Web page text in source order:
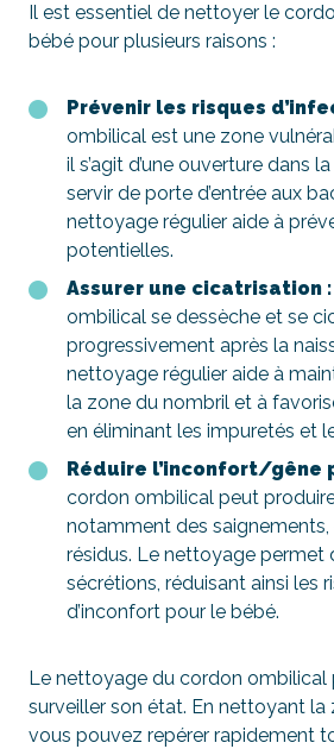
Il est essentiel de nettoyer le
bébé pour plusieurs raisons :
Prévenir les risques
ombilical est une zone
il s’agit d’une ouverture dans
servir de porte d’entrée aux
nettoyage régulier aide à
potentielles.
Assurer une cicatrisation :
ombilical se dessèche et se
progressivement après la
nettoyage régulier aide à
la zone du nombril et à
en éliminant les impuretés et
Réduire l’inconfort/gêne
cordon ombilical peut
notamment des saignements,
résidus. Le nettoyage permet
sécrétions, réduisant ainsi les
d’inconfort pour le bébé.
Le nettoyage du cordon ombilical
surveiller son état. En nettoyant la
vous pouvez repérer rapidement